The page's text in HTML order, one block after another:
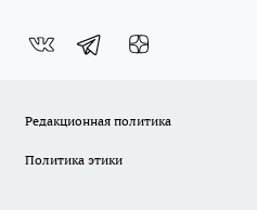
Редакционная политика
Политика этики